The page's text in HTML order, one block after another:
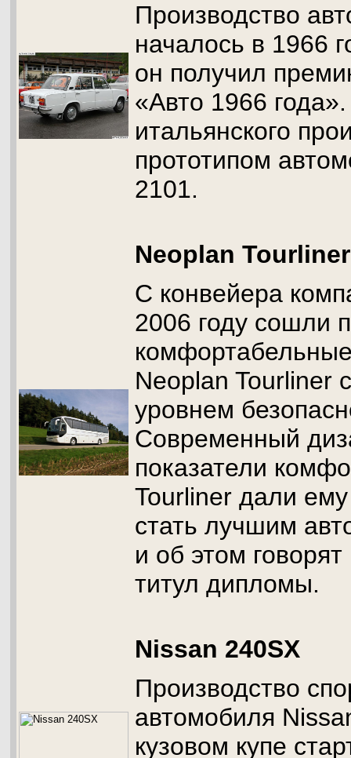
Производство
началось в 1966
он получил
«Авто 1966
итальянского
прототипом
2101.
Neoplan Tourliner
С конвейера
2006 году сошли
Neoplan
уровнем
Современный
показатели
Tourliner дали
стать лучшим
и об этом
титул дипломы.
Nissan 240SX
Производство
автомобиля
кузовом купе